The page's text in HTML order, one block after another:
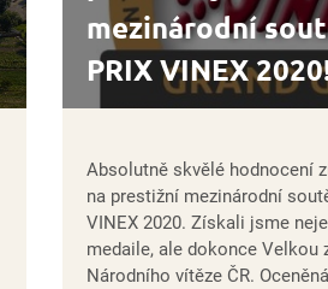
mezinárodní
PRIX VINEX
Absolutně skvělé hodnocení
na prestižní mezinárodní
VINEX 2020. Získali jsme
medaile, ale dokonce Velkou
Národního vítěze ČR.